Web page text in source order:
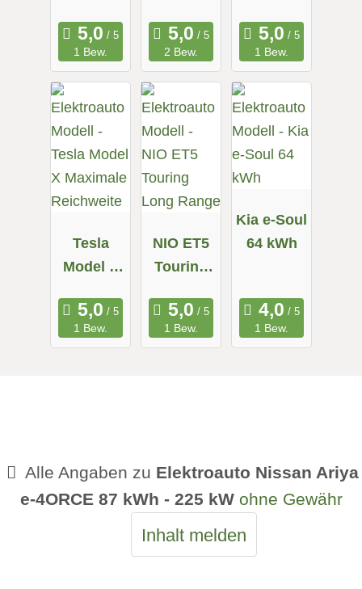
1 Bew.
Allrad
2 Bew. 1 Bew.
Tesla
Model X
Reichweit
e
1 Bew.
NIO ET5
Touring
Range
1 Bew.
Kia e-Soul
64 kWh
1 Bew.
Alle Angaben zu Elektroauto Nissan Ariya
e-4ORCE 87 kWh - 225 kW ohne Gewähr
Inhalt melden